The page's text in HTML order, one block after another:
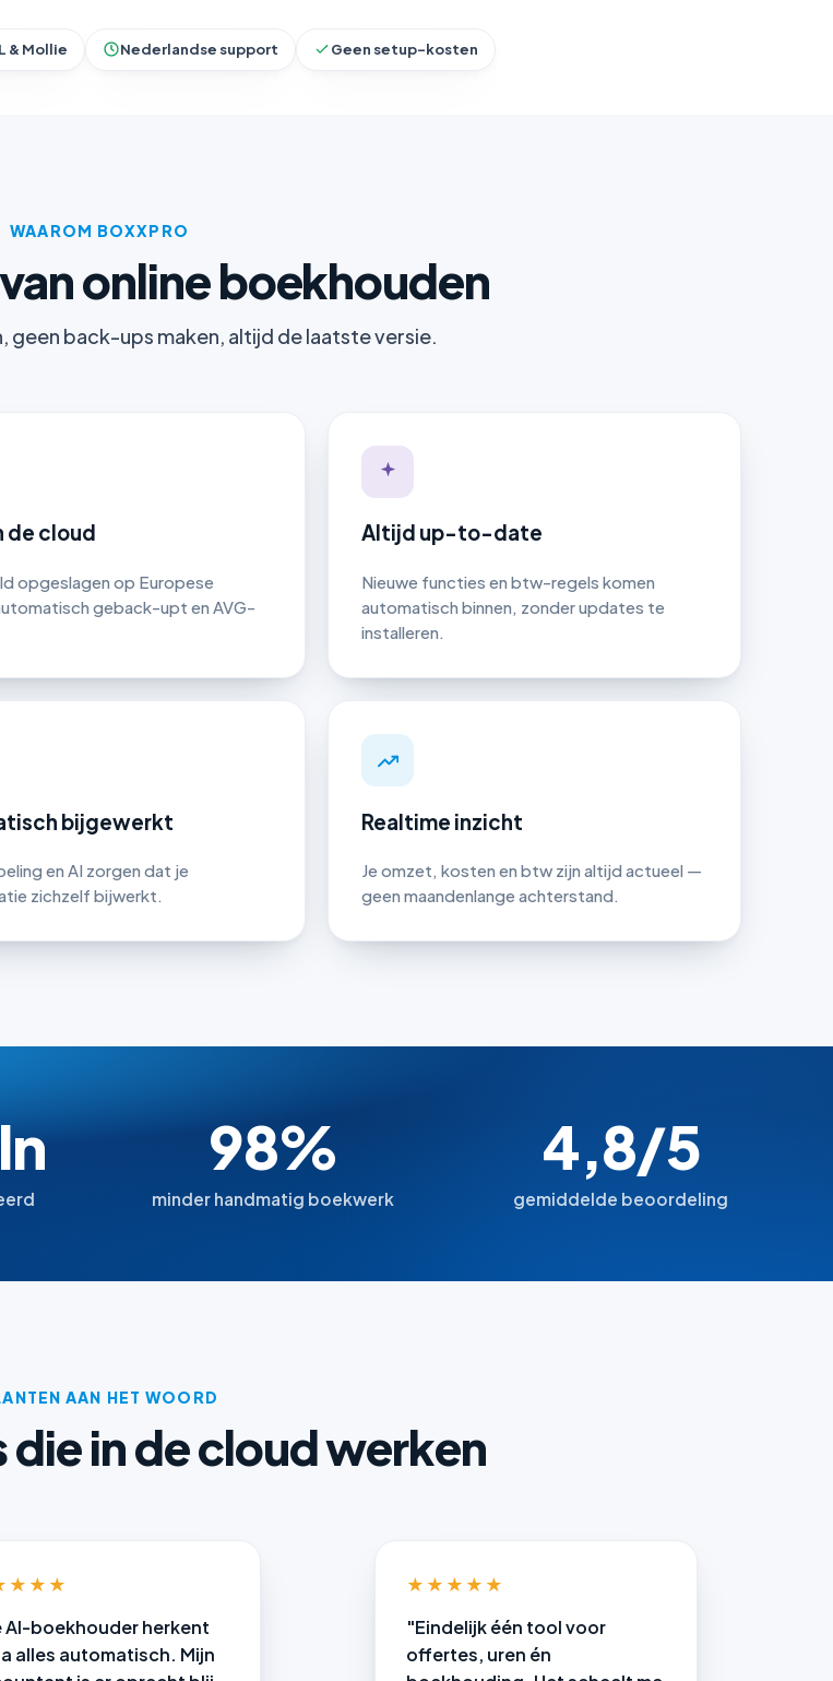
& Mollie Nederlandse support Geen setup-kosten
WAAROM BOXXPRO
online boekhouden
back-ups maken, altijd de laatste versie.
de cloud
opgeslagen op Europese
geback-upt en AVG-
Altijd up-to-date
Nieuwe functies en btw-regels komen
automatisch binnen, zonder updates te
installeren.
bijgewerkt
en AI zorgen dat je
zichzelf bijwerkt.
Realtime inzicht
Je omzet, kosten en btw zijn altijd actueel —
geen maandenlange achterstand.
98%
minder handmatig boekwerk
4,8/5
gemiddelde beoordeling
AAN HET WOORD
in de cloud werken
AI-boekhouder herkent
alles automatisch. Mijn
★★★★★
"Eindelijk één tool voor
offertes, uren én